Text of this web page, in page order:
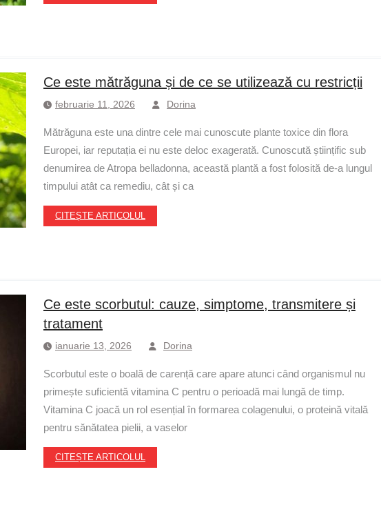
Ce este mătrăguna și de ce se utilizează cu restricții
februarie 11, 2026 Dorina
Mătrăguna este una dintre cele mai cunoscute plante toxice din flora
Europei, iar reputația ei nu este deloc exagerată. Cunoscută științific sub
denumirea de Atropa belladonna, această plantă a fost folosită de-a lungul
timpului atât ca remediu, cât și ca
CITEȘTE ARTICOLUL
Ce este scorbutul: cauze, simptome, transmitere și
tratament
ianuarie 13, 2026 Dorina
Scorbutul este o boală de carență care apare atunci când organismul nu
primește suficientă vitamina C pentru o perioadă mai lungă de timp.
Vitamina C joacă un rol esențial în formarea colagenului, o proteină vitală
pentru sănătatea pielii, a vaselor
CITEȘTE ARTICOLUL